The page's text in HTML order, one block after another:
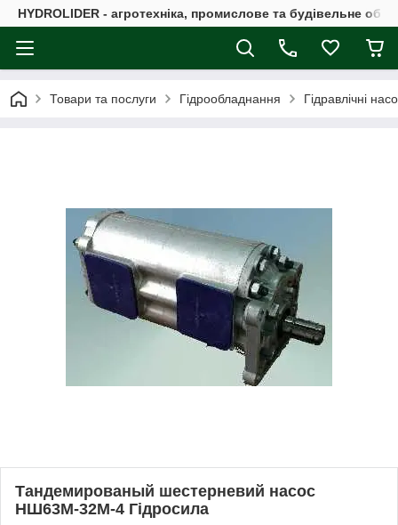
HYDROLIDER - агротехніка, промислове та будівельне
Товари та послуги Гідрообладнання Гідравлічні
Тандемированый шестерневий насос
НШ63М-32М-4 Гідросила